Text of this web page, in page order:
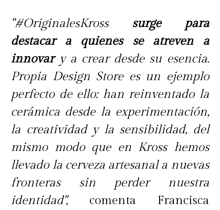
"#OriginalesKross surge para
destacar a quienes se atreven a
innovary a crear desde su esencia.
Propia Design Store es un ejemplo
perfecto de ello: han reinventado la
cerámica desde la experimentación,
la creatividad y la sensibilidad, del
mismo modo que en Kross hemos
llevado la cerveza artesanal a nuevas
fronteras sin perder nuestra
identidad",comenta Francisca